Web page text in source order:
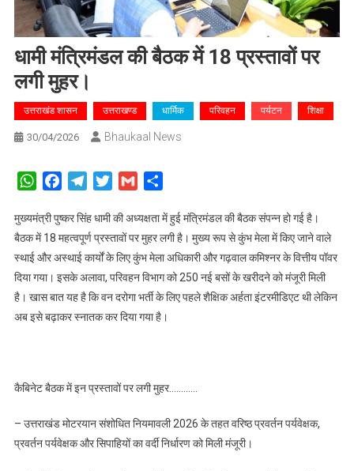
धामी मंत्रिमंडल की बैठक में 18 प्रस्तावों पर
लगी मुहर।
उत्तराखंड शासन उत्तराखण्ड धार्मिक परिवहन पर्यटन शिक्षा
30/04/2026 Bhaukaal News
WhatsAppFacebookTelegramTwitterGmail
मुख्यमंत्री पुष्कर सिंह धामी की अध्यक्षता में हुई मंत्रिमंडल की बैठक संपन्न हो गई है।
बैठक में 18 महत्वपूर्ण प्रस्तावों पर मुहर लगी है। मुख्य रूप से कुंभ मेला में किए जाने वाले
स्थाई और अस्थाई कार्यों के लिए कुंभ मेला अधिकारी और गढ़वाल कमिश्नर के वित्तीय पॉवर
दिया गया। इसके अलावा, परिवहन विभाग को 250 नई बसों के खरीदने को मंजूरी मिली
है। खास बात यह है कि वन दरोगा भर्ती के लिए पहले शैक्षिक अर्हता इंटरमीडिएट थी लेकिन
अब इसे बढ़ाकर स्नातक कर दिया गया है।
कैबिनेट बैठक में इन प्रस्तावों पर लगी मुहर…………
– उत्तराखंड मोटरयान संशोधित नियमावली 2026 के तहत वरिष्ठ प्रवर्तन पर्यवेक्षक,
प्रवर्तन पर्यवेक्षक और सिपाहियों का वर्दी निर्धारण को मिली मंजूरी।